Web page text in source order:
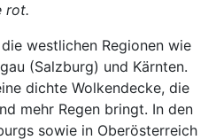
rot.
westlichen Regionen wie
(Salzburg) und Kärnten.
dichte Wolkendecke, die
mehr Regen bringt. In den
sowie in Oberösterreich